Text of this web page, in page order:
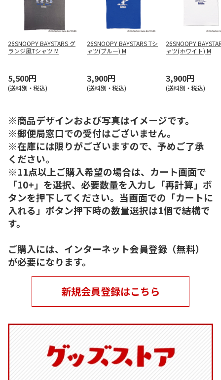
26SNOOPY BAYSTARS グ
ランジ風Tシャツ M
5,500円
(送料別・税込)
26SNOOPY BAYSTARS Tシ
ャツ(ブルー) M
3,900円
(送料別・税込)
26SNOOPY
ャツ(ホワイト) M
3,900円
(送料別・税込)
※商品デザインおよび写真はイメージです。
※郵便局窓口での受付はございません。
※在庫には限りがございますので、予めご了承
ください。
※11点以上ご購入希望の場合は、カート画面で
「10+」を選択、必要数量を入力し「再計算」ボ
タンを押下してください。当画面での「カートに
入れる」ボタン押下時の数量選択は1個で結構で
す。
ご購入には、インターネット会員登録（無料）
が必要になります。
新規会員登録はこちら